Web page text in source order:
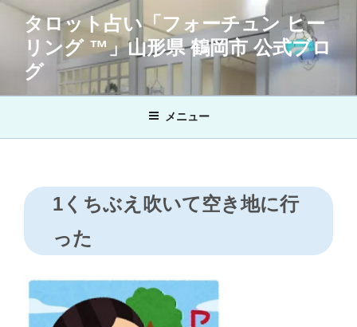
キ
タロット占い「フォーチュン ヒー
リング ™」山形県 鶴岡市 公式ブロ
グ
メニュー
1くちぶえ吹いて空き地に行
った